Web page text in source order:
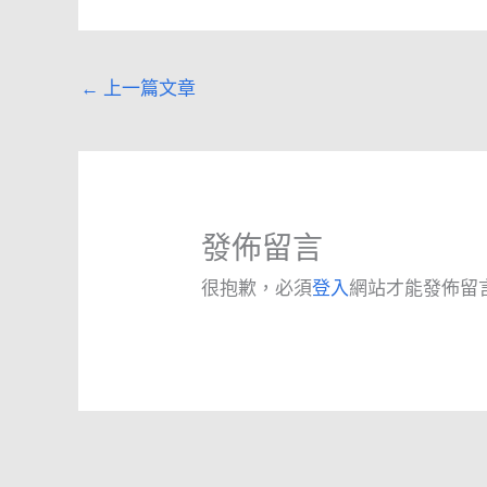
← 上一篇文章
發佈留言
很抱歉，必須登入網站才能發佈留